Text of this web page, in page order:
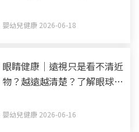
嬰幼兒健康 2026-06-18
眼睛健康｜遠視只是看不清近
物？越遠越清楚？了解眼球構
嬰幼兒健康 2026-06-16